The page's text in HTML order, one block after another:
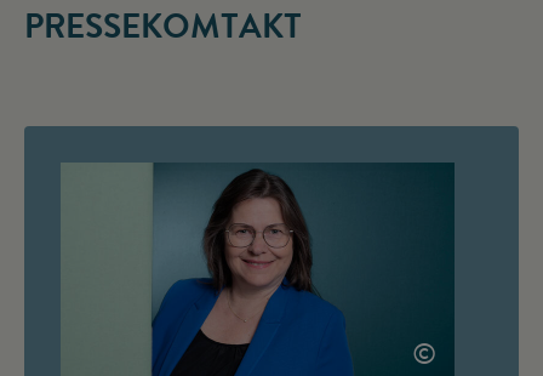
PRESSEKOMTAKT
©